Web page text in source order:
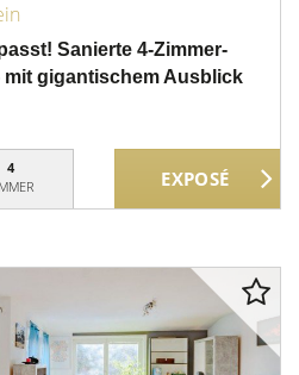
Sanierte 4-Zimmer-
gigantischem Ausblick
4